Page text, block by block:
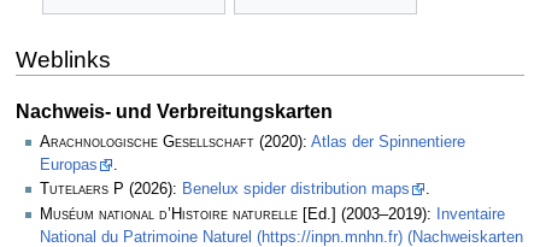
Weblinks
Nachweis- und Verbreitungskarten
Arachnologische Gesellschaft (2020): Atlas der Spinnentiere
Europas
.
Tutelaers P (2026): Benelux spider distribution maps
.
Muséum national d’Histoire naturelle [Ed.] (2003–2019):
Inventaire
National du Patrimoine Naturel (https://inpn.mnhn.fr) (Nachweiskarten